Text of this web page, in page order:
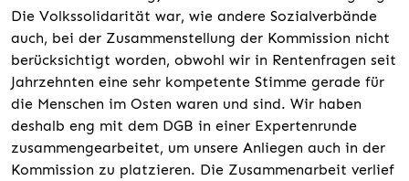
Die Volkssolidarität war, wie andere Sozialverbände
auch, bei der Zusammenstellung der Kommission nicht
berücksichtigt worden, obwohl wir in Rentenfragen seit
Jahrzehnten eine sehr kompetente Stimme gerade für
die Menschen im Osten waren und sind. Wir haben
deshalb eng mit dem DGB in einer Expertenrunde
zusammengearbeitet, um unsere Anliegen auch in der
Kommission zu platzieren. Die Zusammenarbeit verlief